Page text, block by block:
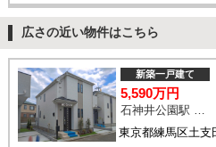
広さの近い物件はこちら
東京都練馬区土支
新築一戸建て
5,590万円
石神井公園駅 橋戸小学校 バス15分 停歩4分